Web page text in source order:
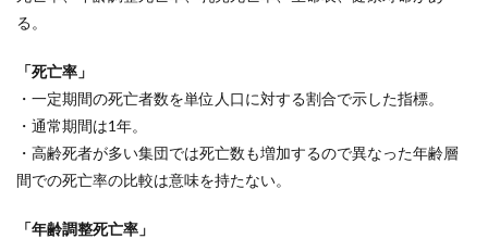
る。
「死亡率」
・一定期間の死亡者数を単位人口に対する割合で示した指標。
・通常期間は1年。
・高齢死者が多い集団では死亡数も増加するので異なった年齢層
間での死亡率の比較は意味を持たない。
「年齢調整死亡率」